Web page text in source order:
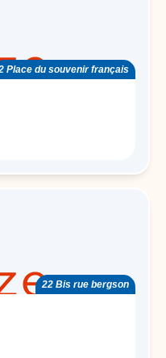
Place du souvenir français
22 Bis rue bergson